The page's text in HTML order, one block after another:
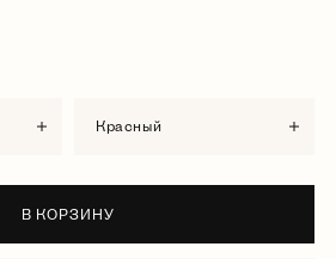
красный
В КОРЗИНУ